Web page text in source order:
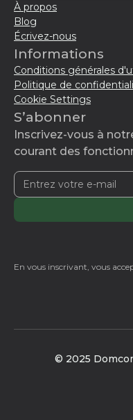
À propos
Blog
Écrivez-nous
Informations
Conditions générales
Politique de
Cookie Settings
S’abonner
Inscrivez-vous à
courant des
En vous inscrivant, vous
© 2025